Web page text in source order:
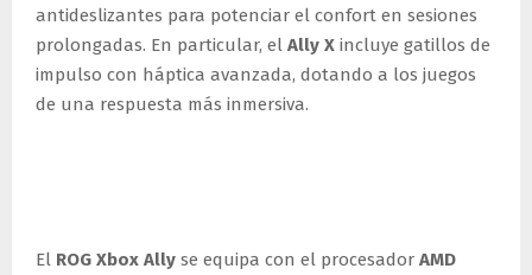
antideslizantes para potenciar el confort en sesiones
prolongadas. En particular, el Ally X incluye gatillos de
impulso con háptica avanzada, dotando a los juegos
de una respuesta más inmersiva.
El ROG Xbox Ally se equipa con el procesador AMD